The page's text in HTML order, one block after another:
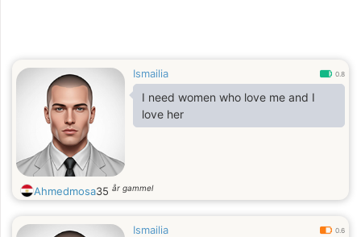
Ismailia 0.8
I need women who love me and I
love her
Ahmedmosa35 år gammel
Ismailia 0.6